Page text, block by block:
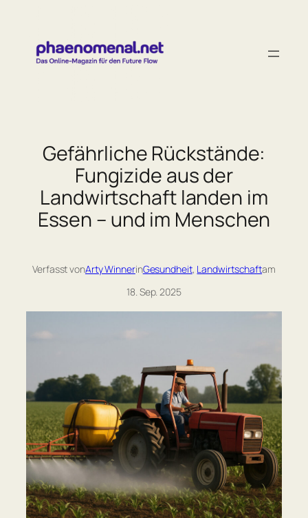
springen
Gefährliche Rückstände:
Fungizide aus der
Landwirtschaft landen im
Essen – und im Menschen
Verfasst vonArty WinnerinGesundheit, Landwirtschaftam
18. Sep. 2025